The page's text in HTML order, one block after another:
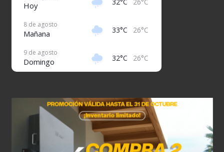
Hoy
8 de agosto
Mañana 33°C 26°C
9 de agosto
Domingo 32°C 26°C
11 de agosto
Martes 31°C 27°C
12 de agosto
Miércoles 32°C 26°C